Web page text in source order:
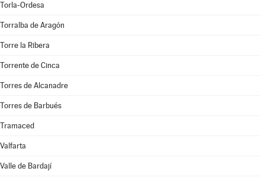
Torla-Ordesa
Torralba de Aragón
Torre la Ribera
Torrente de Cinca
Torres de Alcanadre
Torres de Barbués
Tramaced
Valfarta
Valle de Bardají